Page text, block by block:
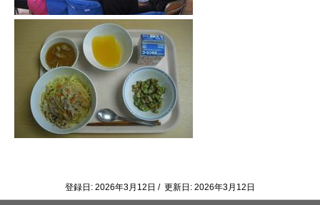
登録日: 2026年3月12日 / 更新日: 2026年3月12日